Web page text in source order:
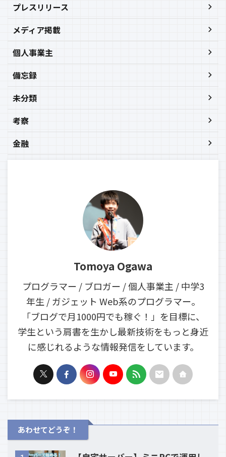
プレスリリース
メディア掲載
個人事業主
備忘録
未分類
考察
金融
Tomoya Ogawa
プログラマー / ブロガー / 個人事業主 / 中学3
年生 / ガジェット Web系のプログラマー。
「ブログで月1000円でも稼ぐ！」を目標に、
学生という肩書を生かし最新技術をもっと身近
に感じれるような情報発信をしています。
あわせてどうぞ！